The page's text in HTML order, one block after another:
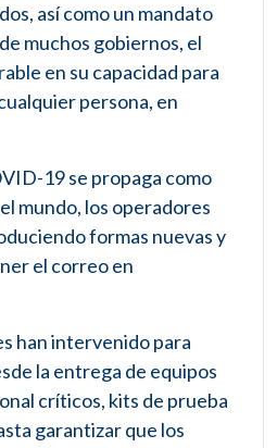
así como un mandato
muchos gobiernos, el
en su capacidad para
persona, en
19 se propaga como
mundo, los operadores
formas nuevas y
el correo en
han intervenido para
la entrega de equipos
críticos, kits de prueba
garantizar que los